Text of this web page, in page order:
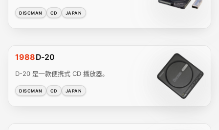
DISCMAN CD JAPAN
1988D-20
D-20 是一款便携式 CD 播放器。
DISCMAN CD JAPAN